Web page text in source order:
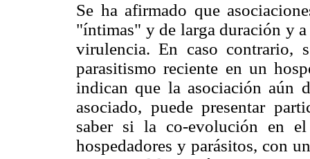
Se ha afirmado que
"íntimas" y de larga duración y
virulencia. En caso contrario,
parasitismo reciente en un
indican que la asociación aún
asociado, puede presentar
saber si la co-evolución en
hospedadores y parásitos, con